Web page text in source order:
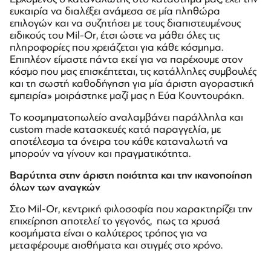
ευκαιρία να διαλέξει ανάμεσα σε μία πληθώρα
επιλογών και να συζητήσει με τους διαπιστευμένους
ειδικούς του Mil-Or, έτσι ώστε να μάθει όλες τις
πληροφορίες που χρειάζεται για κάθε κόσμημα.
Επιπλέον είμαστε πάντα εκεί για να παρέχουμε στον
κόσμο που μας επισκέπτεται, τις κατάλληλες συμβουλές
και τη σωστή καθοδήγηση για μία άριστη αγοραστική
εμπειρία» μοιράστηκε μαζί μας η Εύα Κουντουράκη.
To κοσμηματοπωλείο αναλαμβάνει παράλληλα και
custom made κατασκευές κατά παραγγελία, με
αποτέλεσμα τα όνειρα του κάθε καταναλωτή να
μπορούν να γίνουν και πραγματικότητα.
Βαρύτητα στην άριστη ποιότητα και την ικανοποίηση
όλων των αναγκών
Στο Mil-Or, κεντρική φιλοσοφία που χαρακτηρίζει την
επιχείρηση αποτελεί το γεγονός, πως τα χρυσά
κοσμήματα είναι ο καλύτερος τρόπος για να
μεταφέρουμε αισθήματα και στιγμές στο χρόνο.